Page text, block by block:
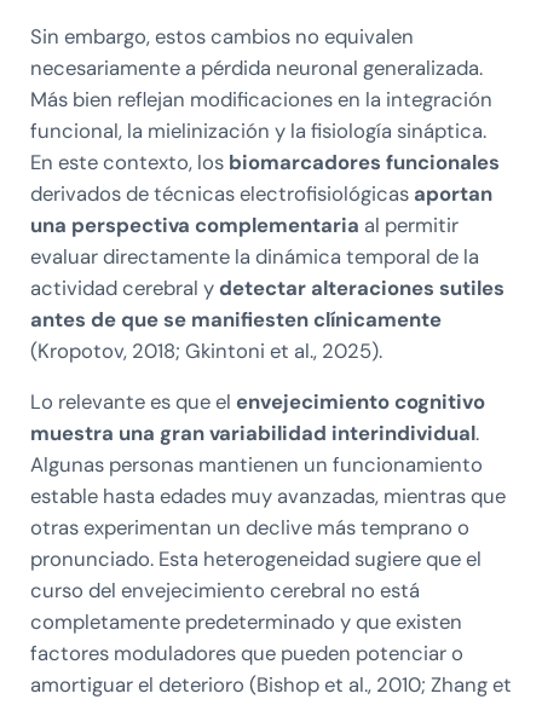
Sin embargo, estos cambios no equivalen
necesariamente a pérdida neuronal generalizada.
Más bien reflejan modificaciones en la integración
funcional, la mielinización y la fisiología sináptica.
En este contexto, los biomarcadores funcionales
derivados de técnicas electrofisiológicas aportan
una perspectiva complementaria al permitir
evaluar directamente la dinámica temporal de la
actividad cerebral y detectar alteraciones sutiles
antes de que se manifiesten clínicamente
(Kropotov, 2018; Gkintoni et al., 2025).
Lo relevante es que el envejecimiento cognitivo
muestra una gran variabilidad interindividual.
Algunas personas mantienen un funcionamiento
estable hasta edades muy avanzadas, mientras que
otras experimentan un declive más temprano o
pronunciado. Esta heterogeneidad sugiere que el
curso del envejecimiento cerebral no está
completamente predeterminado y que existen
factores moduladores que pueden potenciar o
amortiguar el deterioro (Bishop et al., 2010; Zhang et